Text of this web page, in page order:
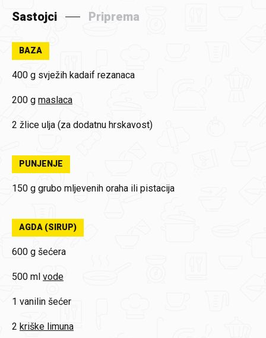
Sastojci Priprema
BAZA
400 g svježih kadaif rezanaca
200 g maslaca
2 žlice ulja (za dodatnu hrskavost)
PUNJENJE
150 g grubo mljevenih oraha ili pistacija
AGDA (SIRUP)
600 g šećera
500 ml vode
1 vanilin šećer
2 kriške limuna